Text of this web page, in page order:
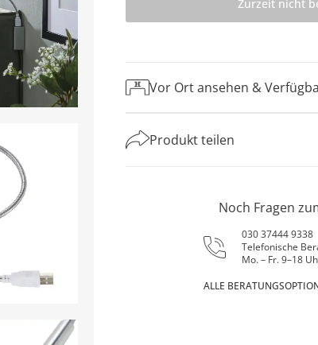
Zurzeit nicht
Vor Ort ansehen &
Produkt teilen
Noch Fragen
030 37444 9338
Telefonische
Mo. – Fr. 9–18
ALLE